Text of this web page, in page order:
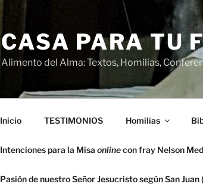
CASA PARA TU
Alimento del Alma: Textos, Homilias,
Inicio TESTIMONIOS Homilías
Intenciones para la Misa onlinecon fray Nelson
Pasión de nuestro Señor Jesucristo según San Juan